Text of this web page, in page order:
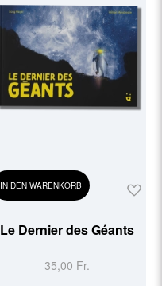
IN DEN WARENKORB
Le Dernier des Géants
35,00 Fr.